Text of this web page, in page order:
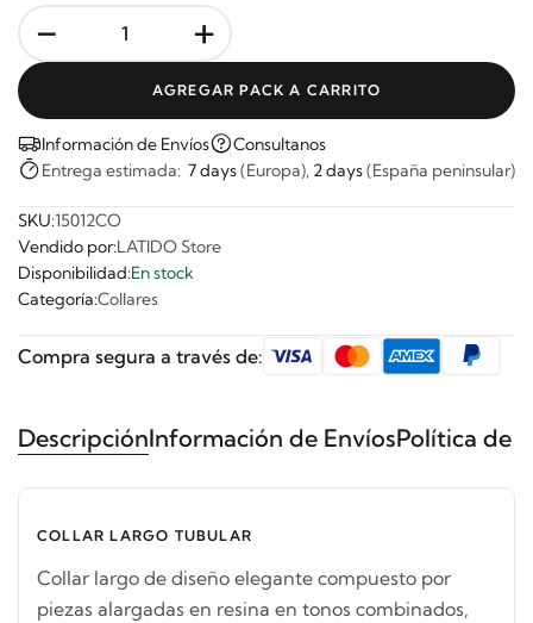
- +
AGREGAR PACK A CARRITO
Información de Envíos
Consultanos
Entrega estimada: 7 days(Europa), 2 days(España peninsular)
SKU:15012CO
Vendido por:LATIDO Store
Disponibilidad:En stock
Categoría:Collares
Compra segura a través de:
DescripciónInformación de EnvíosPolítica de
COLLAR LARGO TUBULAR
Collar largo de diseño elegante compuesto por
piezas alargadas en resina en tonos combinados,